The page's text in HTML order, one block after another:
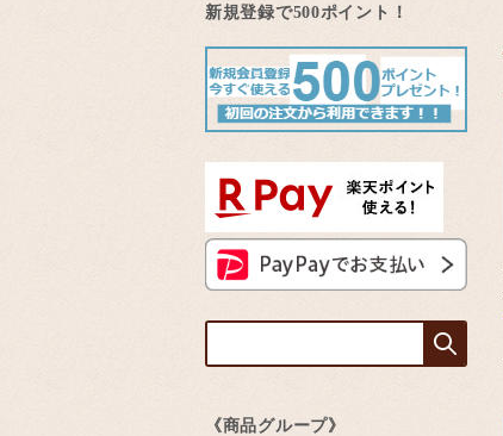
新規登録で500ポイント！
《商品グループ》